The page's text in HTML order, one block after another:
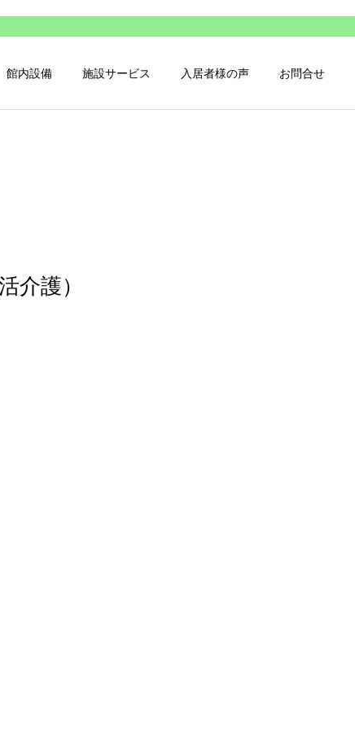
館内設備 施設サービス 入居者様の声 お問合せ
介護）